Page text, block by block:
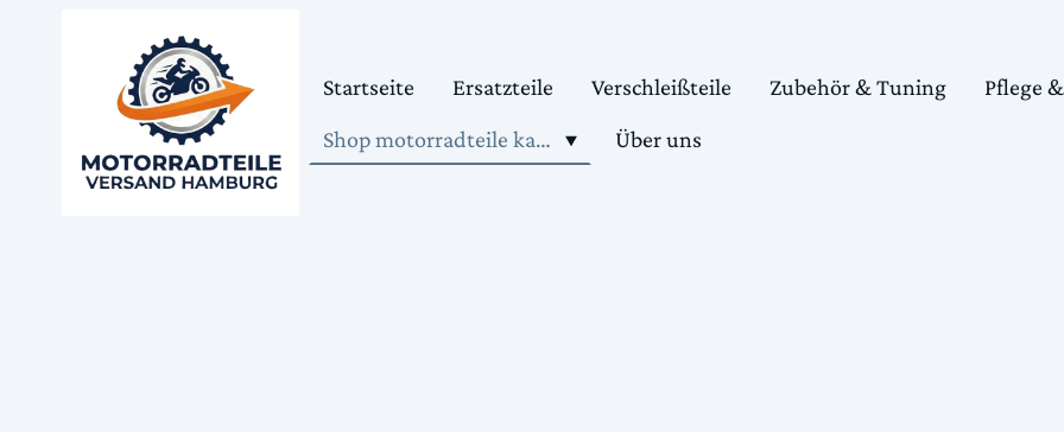
Startseite Ersatzteile Verschleißteile Zubehör & Tuning
Pflege
Shop motorradteile kaufen
Über uns